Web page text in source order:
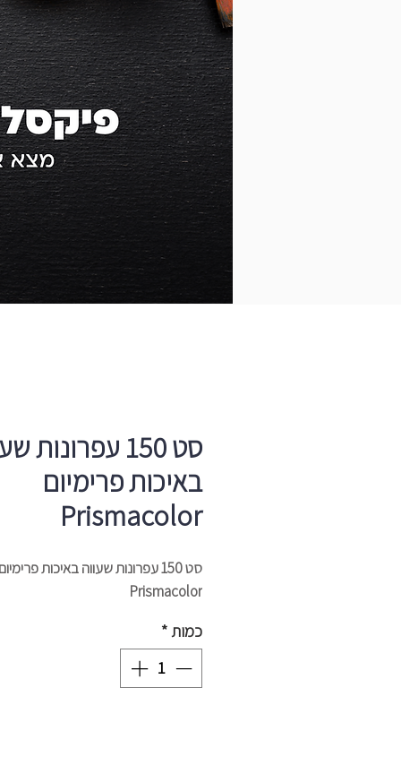
סט 150 עפרונות
באיכות פרימיום
Prismacolor
סט 150 עפרונות שעווה באיכות
Prismacolor
כמות*